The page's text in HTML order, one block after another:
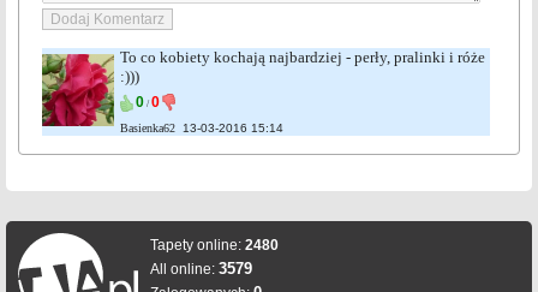
To co kobiety kochają najbardziej - perły, pralinki i róże
:)))
0 / 0
Basienka62 13-03-2016 15:14
Tapety online: 2480
All online: 3579